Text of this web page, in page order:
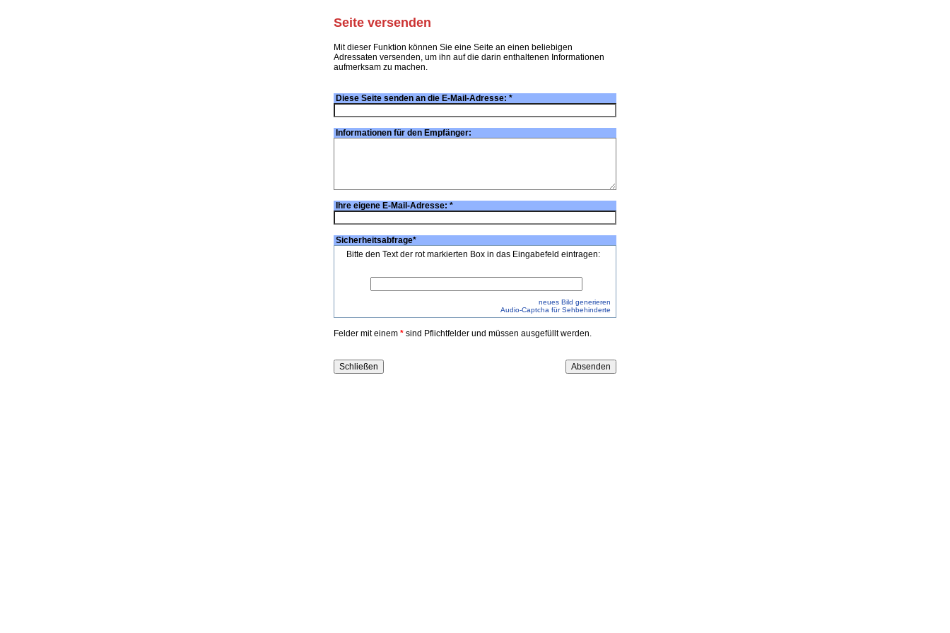
Seite versenden
Mit dieser Funktion können Sie eine Seite an einen beliebigen
Adressaten versenden, um ihn auf die darin enthaltenen Informationen
aufmerksam zu machen.
Diese Seite senden an die E-Mail-Adresse: *
Informationen für den Empfänger:
Ihre eigene E-Mail-Adresse: *
Sicherheitsabfrage*
Bitte den Text der rot markierten Box in das Eingabefeld eintragen:
neues Bild generieren
Audio-Captcha für Sehbehinderte
Felder mit einem * sind Pflichtfelder und müssen ausgefüllt werden.